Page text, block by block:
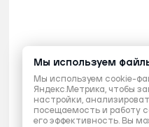
Мы используем
Мы используем cookie-
Яндекс.Метрика, чтобы
настройки,
посещаемость и работу
его эффективность. Вы